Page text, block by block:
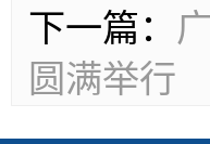
下一篇：
圆满举行